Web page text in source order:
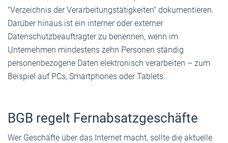
"Verzeichnis der Verarbeitungstätigkeiten" dokumentieren.
Darüber hinaus ist ein interner oder externer
Datenschutzbeauftragter zu benennen, wenn im
Unternehmen mindestens zehn Personen ständig
personenbezogene Daten elektronisch verarbeiten – zum
Beispiel auf PCs, Smartphones oder Tablets.
BGB regelt Fernabsatzgeschäfte
Wer Geschäfte über das Internet macht, sollte die aktuelle